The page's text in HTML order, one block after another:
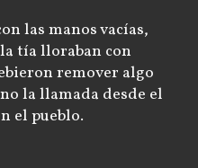
las manos vacías,
tía lloraban con
remover algo
la llamada desde el
el pueblo.